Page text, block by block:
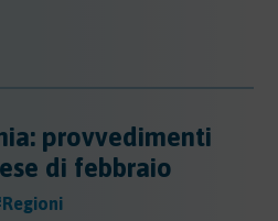
provvedimenti
di febbraio